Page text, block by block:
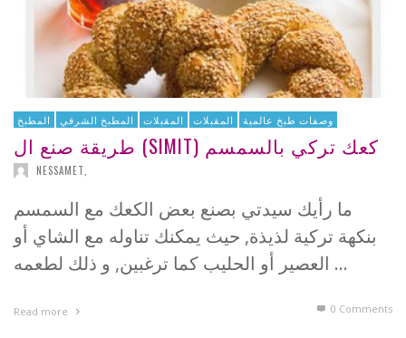
المطبخ المطبخ الشرقي المقبلات المقبلات وصفات طبخ عالمية
طريقة صنع ال (SIMIT) كعك تركي بالسمسم
NESSAMET
ما رأيك سيدتي بصنع بعض الكعك مع السمسم
بنكهة تركية لذيذة, حيث يمكنك تناوله مع الشاي أو
العصير أو الحليب كما ترغبين, و ذلك لطعمه …
Read more 0 Comments